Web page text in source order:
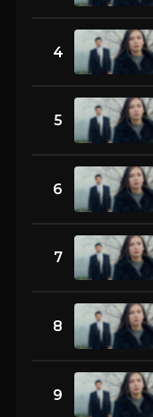
4
5
6
7
8
9